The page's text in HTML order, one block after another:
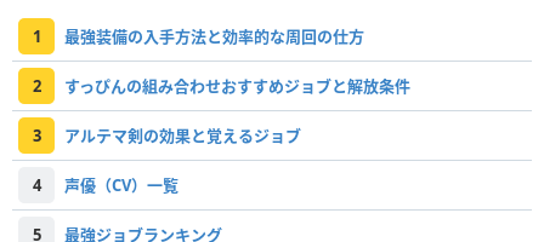
1 最強装備の入手方法と効率的な周回の仕方
2 すっぴんの組み合わせおすすめジョブと解放条件
3 アルテマ剣の効果と覚えるジョブ
4 声優（CV）一覧
5 最強ジョブランキング